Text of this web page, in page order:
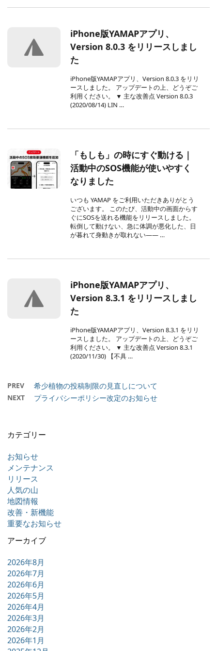
iPhone版YAMAPアプリ、
Version 8.0.3 をリリースしまし
た
iPhone版YAMAPアプリ、Version 8.0.3 をリリ
ースしました。 アップデートの上、どうぞご
利用ください。 ▼ 主な改善点 Version 8.0.3
(2020/08/14) LIN …
「もしも」の時にすぐ動ける｜
活動中のSOS機能が使いやすく
なりました
いつも YAMAP をご利用いただきありがとう
ございます。 このたび、活動中の画面からす
ぐにSOSを送れる機能をリリースしました。
転倒して動けない、急に体調が悪化した、日
が暮れて身動きが取れない—— …
iPhone版YAMAPアプリ、
Version 8.3.1 をリリースしまし
た
iPhone版YAMAPアプリ、Version 8.3.1 をリリ
ースしました。 アップデートの上、どうぞご
利用ください。 ▼ 主な改善点 Version 8.3.1
(2020/11/30) 【不具 …
PREV 希少植物の投稿制限の見直しについて
NEXT プライバシーポリシー改定のお知らせ
カテゴリー
お知らせ
メンテナンス
リリース
人気の山
地図情報
改善・新機能
重要なお知らせ
アーカイブ
2026年8月
2026年7月
2026年6月
2026年5月
2026年4月
2026年3月
2026年2月
2026年1月